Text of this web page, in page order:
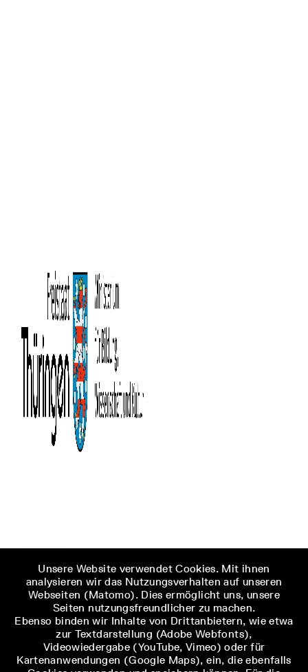
Unsere Website verwendet Cookies. Mit ihnen
analysieren wir das Nutzungsverhalten auf unseren
Webseiten (Matomo). Dies ermöglicht uns, unsere
Seiten nutzungsfreundlicher zu machen.
Ebenso binden wir Inhalte von Drittanbietern, wie etwa
zur Textdarstellung (Adobe Webfonts),
Videowiedergabe (YouTube, Vimeo) oder für
Kartenanwendungen (Google Maps), ein, die ebenfalls